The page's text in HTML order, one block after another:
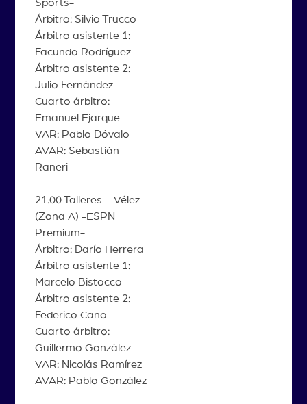
Sports-
Árbitro: Silvio Trucco
Árbitro asistente 1:
Facundo Rodríguez
Árbitro asistente 2:
Julio Fernández
Cuarto árbitro:
Emanuel Ejarque
VAR: Pablo Dóvalo
AVAR: Sebastián
Raneri
21.00 Talleres – Vélez
(Zona A) -ESPN
Premium-
Árbitro: Darío Herrera
Árbitro asistente 1:
Marcelo Bistocco
Árbitro asistente 2:
Federico Cano
Cuarto árbitro:
Guillermo González
VAR: Nicolás Ramírez
AVAR: Pablo González